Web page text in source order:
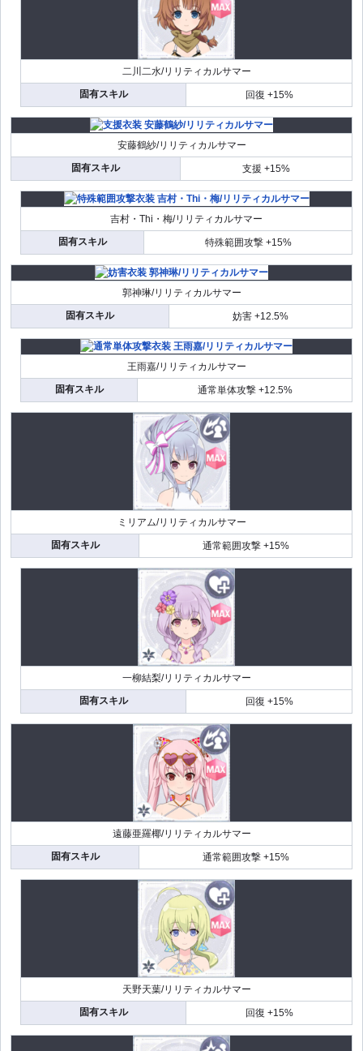
二川二水/リリティカルサマー
固有スキル
回復 +15%
安藤鶴紗/リリティカルサマー
固有スキル
支援 +15%
吉村・Thi・梅/リリティカルサマー
固有スキル
特殊範囲攻撃 +15%
郭神琳/リリティカルサマー
固有スキル
妨害 +12.5%
王雨嘉/リリティカルサマー
固有スキル
通常単体攻撃 +12.5%
ミリアム/リリティカルサマー
固有スキル
通常範囲攻撃 +15%
一柳結梨/リリティカルサマー
固有スキル
回復 +15%
遠藤亜羅椰/リリティカルサマー
固有スキル
通常範囲攻撃 +15%
天野天葉/リリティカルサマー
固有スキル
回復 +15%